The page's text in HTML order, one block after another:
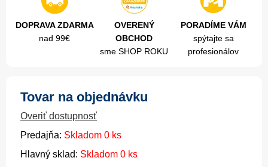
DOPRAVA ZDARMA
nad 99€
OVERENÝ
OBCHOD
sme SHOP ROKU
PORADÍME VÁM
spýtajte sa
profesionálov
Tovar na objednávku
Overiť dostupnosť
Predajňa: Skladom 0 ks
Hlavný sklad: Skladom 0 ks